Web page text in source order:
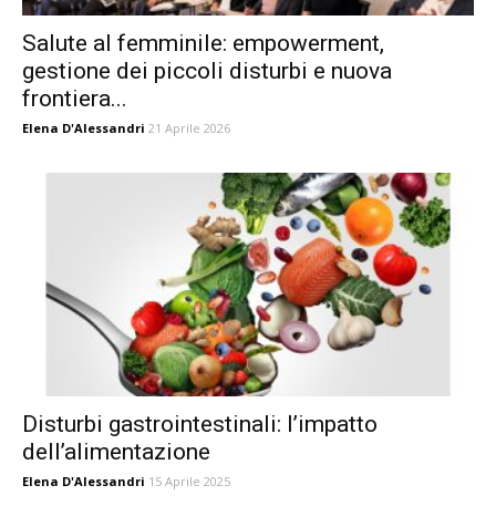
Salute al femminile: empowerment,
gestione dei piccoli disturbi e nuova
frontiera...
Elena D'Alessandri 21 Aprile 2026
Disturbi gastrointestinali: l’impatto
dell’alimentazione
Elena D'Alessandri 15 Aprile 2025